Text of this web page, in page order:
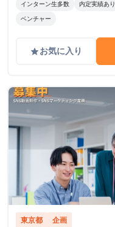
インターン生多数 内定実績あり
ベンチャー
gradeお気に入り
東京都 企画